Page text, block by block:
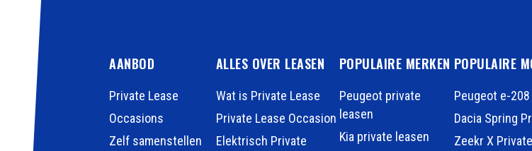
AANBOD
Private Lease
Occasions
Zelf samenstellen
ALLES OVER LEASEN
Wat is Private Lease
Private Lease Occasion
Elektrisch Private
POPULAIRE MERKEN
Peugeot private
leasen
Kia private leasen
POPULAIRE
Peugeot e-
Dacia Spring
Zeekr X